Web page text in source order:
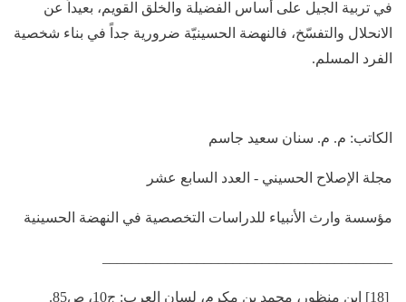
في تربية الجيل على أساس الفضيلة والخلق القويم، بعيداً عن
الانحلال والتفسّخ، فالنهضة الحسينيّة ضرورية جداً في بناء شخصية
الفرد المسلم.
الكاتب: م. م. سنان سعيد جاسم
مجلة الإصلاح الحسيني - العدد السابع عشر
مؤسسة وارث الأنبياء للدراسات التخصصية في النهضة الحسينية
[18] ابن منظور، محمد بن مكرم، لسان العرب: ج10، ص85.